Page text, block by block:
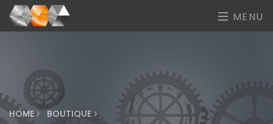
MENU
HOME BOUTIQUE